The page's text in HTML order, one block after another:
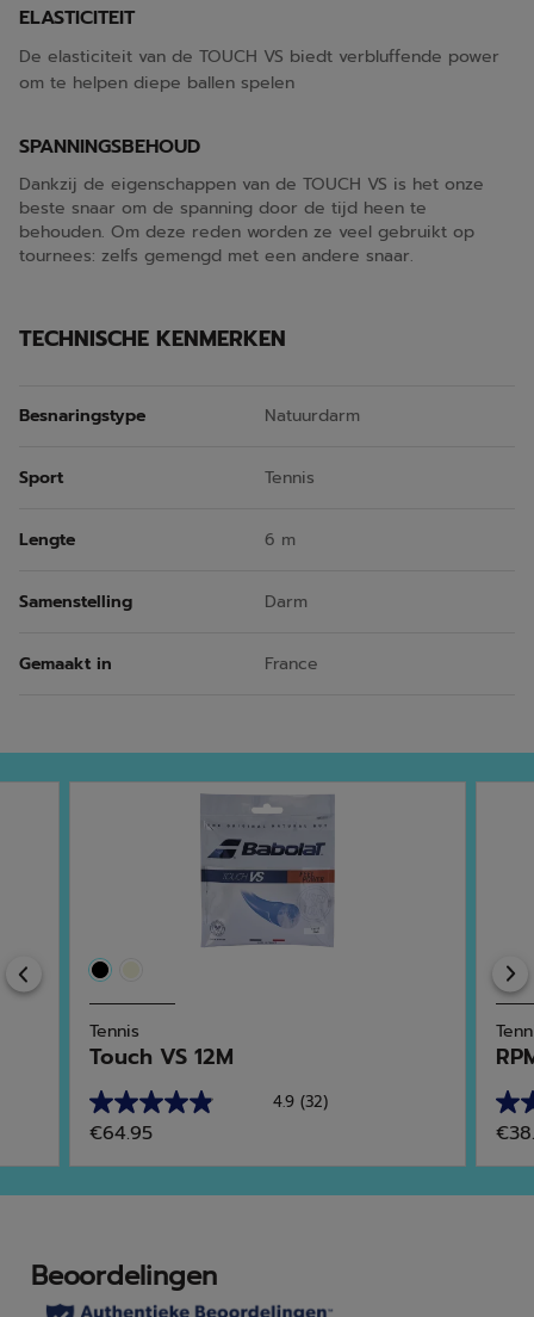
ELASTICITEIT
De elasticiteit van de TOUCH VS biedt verbluffende power
om te helpen diepe ballen spelen
SPANNINGSBEHOUD
Dankzij de eigenschappen van de TOUCH VS is het onze
beste snaar om de spanning door de tijd heen te
behouden. Om deze reden worden ze veel gebruikt op
tournees: zelfs gemengd met een andere snaar.
TECHNISCHE KENMERKEN
Besnaringstype Natuurdarm
Sport Tennis
Lengte 6 m
Samenstelling Darm
Gemaakt in France
Previous
Tennis
Touch VS 12M
4.9 (32)
4.9
van
de
5
32
beoordelingen
€64.95
4.6
van
de
5